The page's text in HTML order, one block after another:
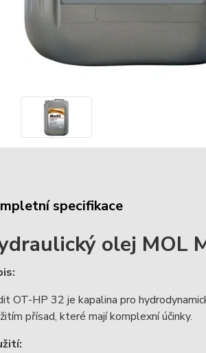
specifikace
olej MOL
OT-HP 32 je kapalina pro
přísad, které mají komplexní účinky.